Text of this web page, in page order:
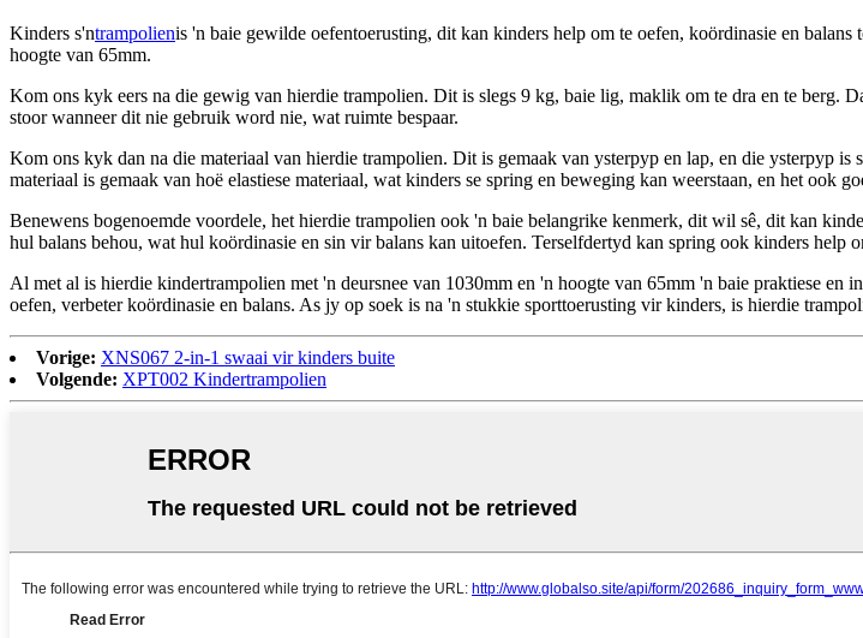
Kinders s'ntrampolienis 'n baie gewilde oefentoerusting, dit kan kinders help om te oefen, koördinasie en
hoogte van 65mm.
Kom ons kyk eers na die gewig van hierdie trampolien. Dit is slegs 9 kg, baie lig, maklik om te dra en te berg.
stoor wanneer dit nie gebruik word nie, wat ruimte bespaar.
Kom ons kyk dan na die materiaal van hierdie trampolien. Dit is gemaak van ysterpyp en lap, en die ysterpyp
materiaal is gemaak van hoë elastiese materiaal, wat kinders se spring en beweging kan weerstaan, en het ook
Benewens bogenoemde voordele, het hierdie trampolien ook 'n baie belangrike kenmerk, dit wil sê, dit kan
hul balans behou, wat hul koördinasie en sin vir balans kan uitoefen. Terselfdertyd kan spring ook kinders help
Al met al is hierdie kindertrampolien met 'n deursnee van 1030mm en 'n hoogte van 65mm 'n baie praktiese
oefen, verbeter koördinasie en balans. As jy op soek is na 'n stukkie sporttoerusting vir kinders, is hierdie
Vorige: XNS067 2-in-1 swaai vir kinders buite
Volgende: XPT002 Kindertrampolien